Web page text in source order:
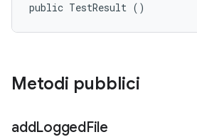
public TestResult ()
Metodi pubblici
addLoggedFile